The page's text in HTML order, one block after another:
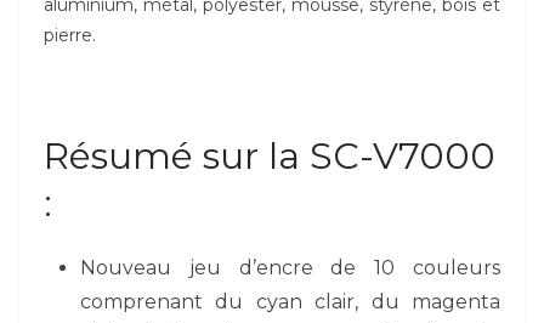
aluminium, métal, polyester, mousse, styrène, bois et
pierre.
Résumé sur la SC-V7000
:
Nouveau jeu d’encre de 10 couleurs
comprenant du cyan clair, du magenta